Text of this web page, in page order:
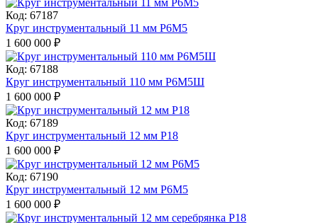
Код: 67187
Круг инструментальный 11 мм Р6М5
1 600 000 ₽
Код: 67188
Круг инструментальный 110 мм Р6М5Ш
1 600 000 ₽
Код: 67189
Круг инструментальный 12 мм Р18
1 600 000 ₽
Код: 67190
Круг инструментальный 12 мм Р6М5
1 600 000 ₽